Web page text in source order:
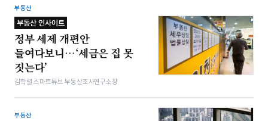
부동산
부동산 인사이트
정부 세제 개편안
들여다보니…‘세금은 집 못
짓는다’
김학렬 스마트튜브 부동산조사연구소장
부동산